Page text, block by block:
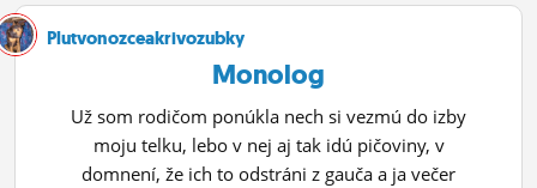
Plutvonozceakrivozubky
Monolog
Už som rodičom ponúkla nech si vezmú do izby
moju telku, lebo v nej aj tak idú pičoviny, v
domnení, že ich to odstráni z gauča a ja večer